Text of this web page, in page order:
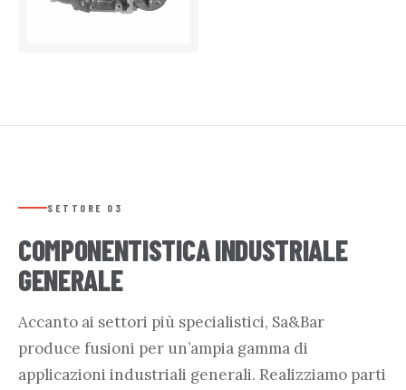
SETTORE 03
COMPONENTISTICA INDUSTRIALE
GENERALE
Accanto ai settori più specialistici, Sa&Bar
produce fusioni per un’ampia gamma di
applicazioni industriali generali. Realizziamo parti